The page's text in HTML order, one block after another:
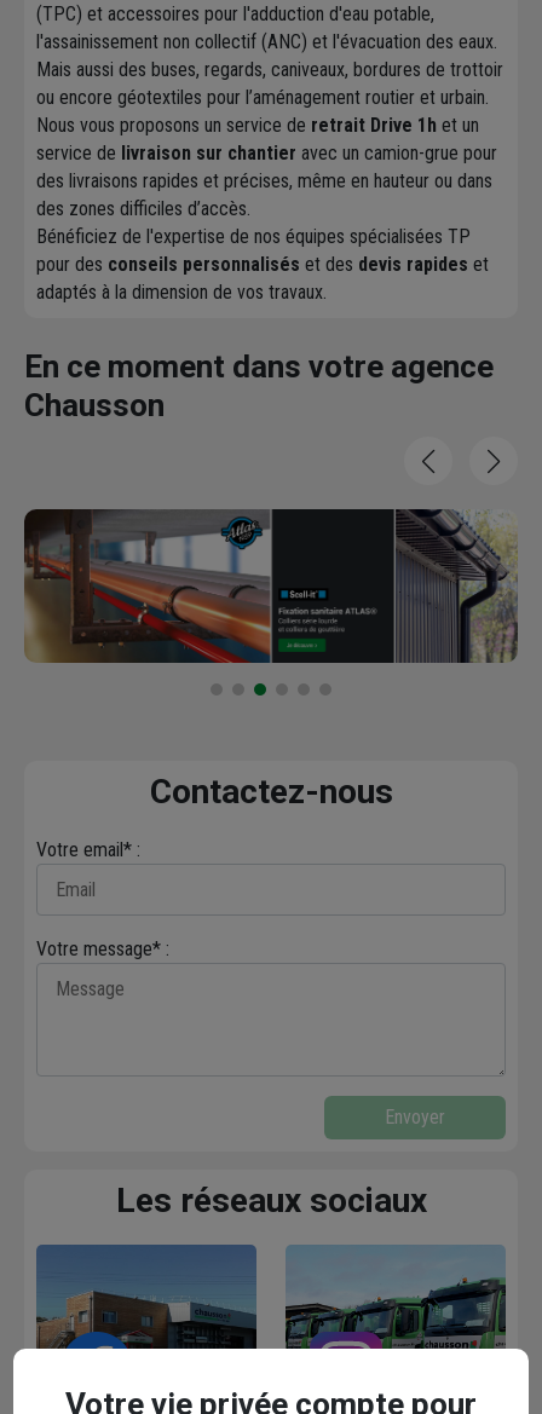
(TPC) et accessoires pour l'adduction d'eau potable,
l'assainissement non collectif (ANC) et l'évacuation des eaux.
Mais aussi des buses, regards, caniveaux, bordures de trottoir
ou encore géotextiles pour l’aménagement routier et urbain.
Nous vous proposons un service de retrait Drive 1h et un
service de livraison sur chantier avec un camion-grue pour
des livraisons rapides et précises, même en hauteur ou dans
des zones difficiles d’accès.
Bénéficiez de l'expertise de nos équipes spécialisées TP
pour des conseils personnalisés et des devis rapides et
adaptés à la dimension de vos travaux.
En ce moment dans votre agence
Chausson
Contactez-nous
Votre email* :
Votre message* :
Envoyer
Les réseaux sociaux
Votre vie privée compte pour